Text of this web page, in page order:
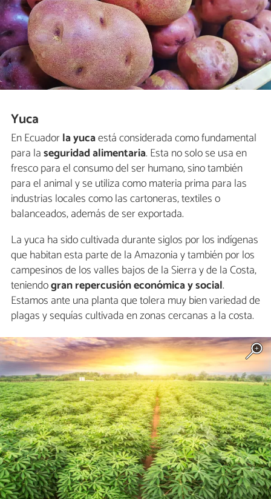
Yuca
En Ecuadorla yucaestá considerada como fundamental
para laseguridad alimentaria. Esta no solo se usa en
fresco para el consumo del ser humano, sino también
para el animal y se utiliza como materia prima para las
industrias locales como las cartoneras, textiles o
balanceados, además de ser exportada.
La yuca ha sido cultivada durante siglos por los indígenas
que habitan esta parte de la Amazonia y también por los
campesinos de los valles bajos de la Sierra y de la Costa,
teniendogran repercusión económica y social.
Estamos ante una planta que tolera muy bien variedad de
plagas y sequías cultivada en zonas cercanas a la costa.